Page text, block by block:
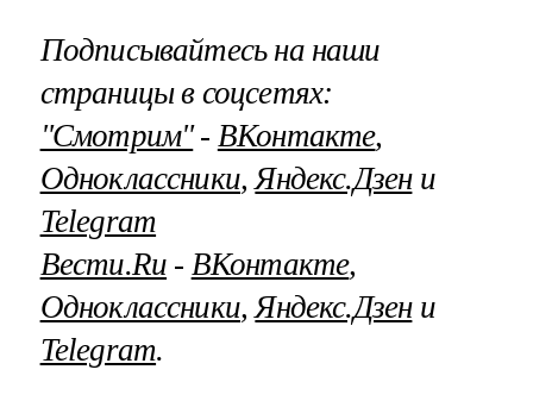
Подписывайтесь на наши
страницы в соцсетях:
"Смотрим"‐ ВКонтакте,
Одноклассники, Яндекс.Дзени
Telegram
Вести.Ru ‐ ВКонтакте,
Одноклассники, Яндекс.Дзени
Telegram.